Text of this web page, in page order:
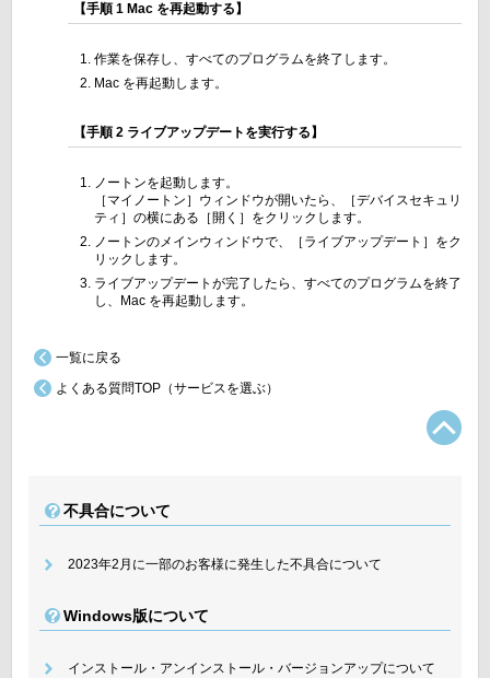
【手順 1 Mac を再起動する】
作業を保存し、すべてのプログラムを終了します。
Mac を再起動します。
【手順 2 ライブアップデートを実行する】
ノートンを起動します。
［マイノートン］ウィンドウが開いたら、［デバイスセキュリ
ティ］の横にある［開く］をクリックします。
ノートンのメインウィンドウで、［ライブアップデート］をク
リックします。
ライブアップデートが完了したら、すべてのプログラムを終了
し、Mac を再起動します。
一覧に戻る
よくある質問TOP（サービスを選ぶ）
不具合について
2023年2月に一部のお客様に発生した不具合について
Windows版について
インストール・アンインストール・バージョンアップについて